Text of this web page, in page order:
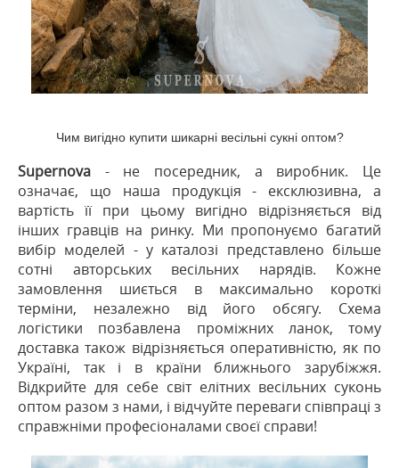
Чим вигідно купити шикарні весільні сукні оптом?
Supernova - не посередник, а виробник. Це
означає, що наша продукція - ексклюзивна, а
вартість її при цьому вигідно відрізняється від
інших гравців на ринку. Ми пропонуємо багатий
вибір моделей - у каталозі представлено більше
сотні авторських весільних нарядів. Кожне
замовлення шиється в максимально короткі
терміни, незалежно від його обсягу. Схема
логістики позбавлена проміжних ланок, тому
доставка також відрізняється оперативністю, як по
Україні, так і в країни ближнього зарубіжжя.
Відкрийте для себе світ елітних весільних суконь
оптом разом з нами, і відчуйте переваги співпраці з
справжніми професіоналами своєї справи!